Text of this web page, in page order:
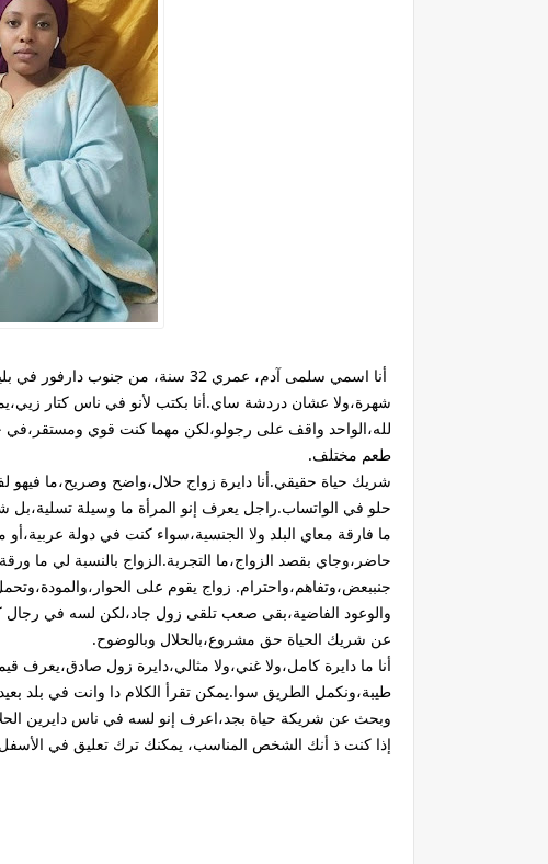
أنا اسمي سلمى آدم، عمري 32 سنة،
شهرة،ولا عشان دردشة ساي.أنا بكتب لأنو في ناس كتار
لله،الواحد واقف على رجولو،لكن مهما كنت قوي ومستقر،في
طعم مختلف.
شريك حياة حقيقي.أنا دايرة زواج حلال،واضح وصريح،ما فيهو
حلو في الواتساب.راجل يعرف إنو المرأة ما وسيلة
ما فارقة معاي البلد ولا الجنسية،سواء كنت في دولة
حاضر،وجاي بقصد الزواج،ما التجربة.الزواج بالنسبة لي ما
جنببعض،وتفاهم،واحترام. زواج يقوم على
والوعود الفاضية،بقى صعب تلقى زول جاد،لكن لسه في رجال
عن شريك الحياة حق مشروع،بالحلال وبالوضوح.
أنا ما دايرة كامل،ولا غني،ولا مثالي،دايرة زول صادق،يعرف
طيبة،ونكمل الطريق سوا.يمكن تقرأ الكلام دا وانت في بلد
وبحث عن شريكة حياة بجد،اعرف إنو لسه في ناس دايرين
إذا كنت ذ أنك الشخص المناسب، يمكنك ترك تعليق في الأسفل